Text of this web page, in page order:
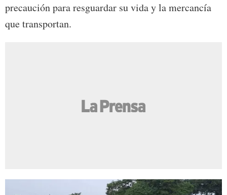
precaución para resguardar su vida y la mercancía
que transportan.